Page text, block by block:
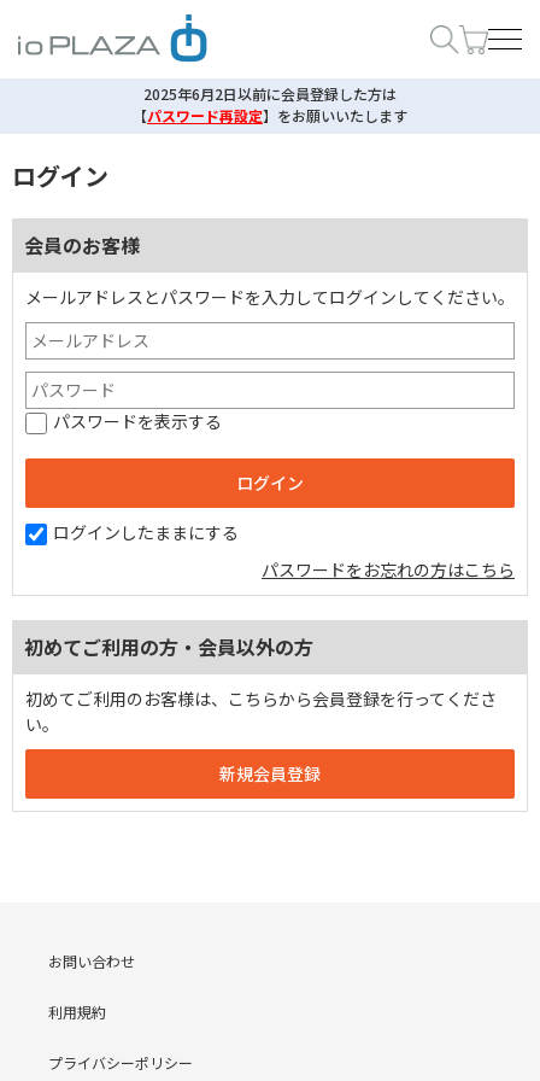
2025年6月2日以前に会員登録した方は
【パスワード再設定】 をお願いいたします
ログイン
会員のお客様
メールアドレスとパスワードを入力してログインしてください。
パスワードを表示する
ログインしたままにする
パスワードをお忘れの方はこちら
初めてご利用の方・会員以外の方
初めてご利用のお客様は、こちらから会員登録を行ってくださ
い。
お問い合わせ
利用規約
プライバシーポリシー